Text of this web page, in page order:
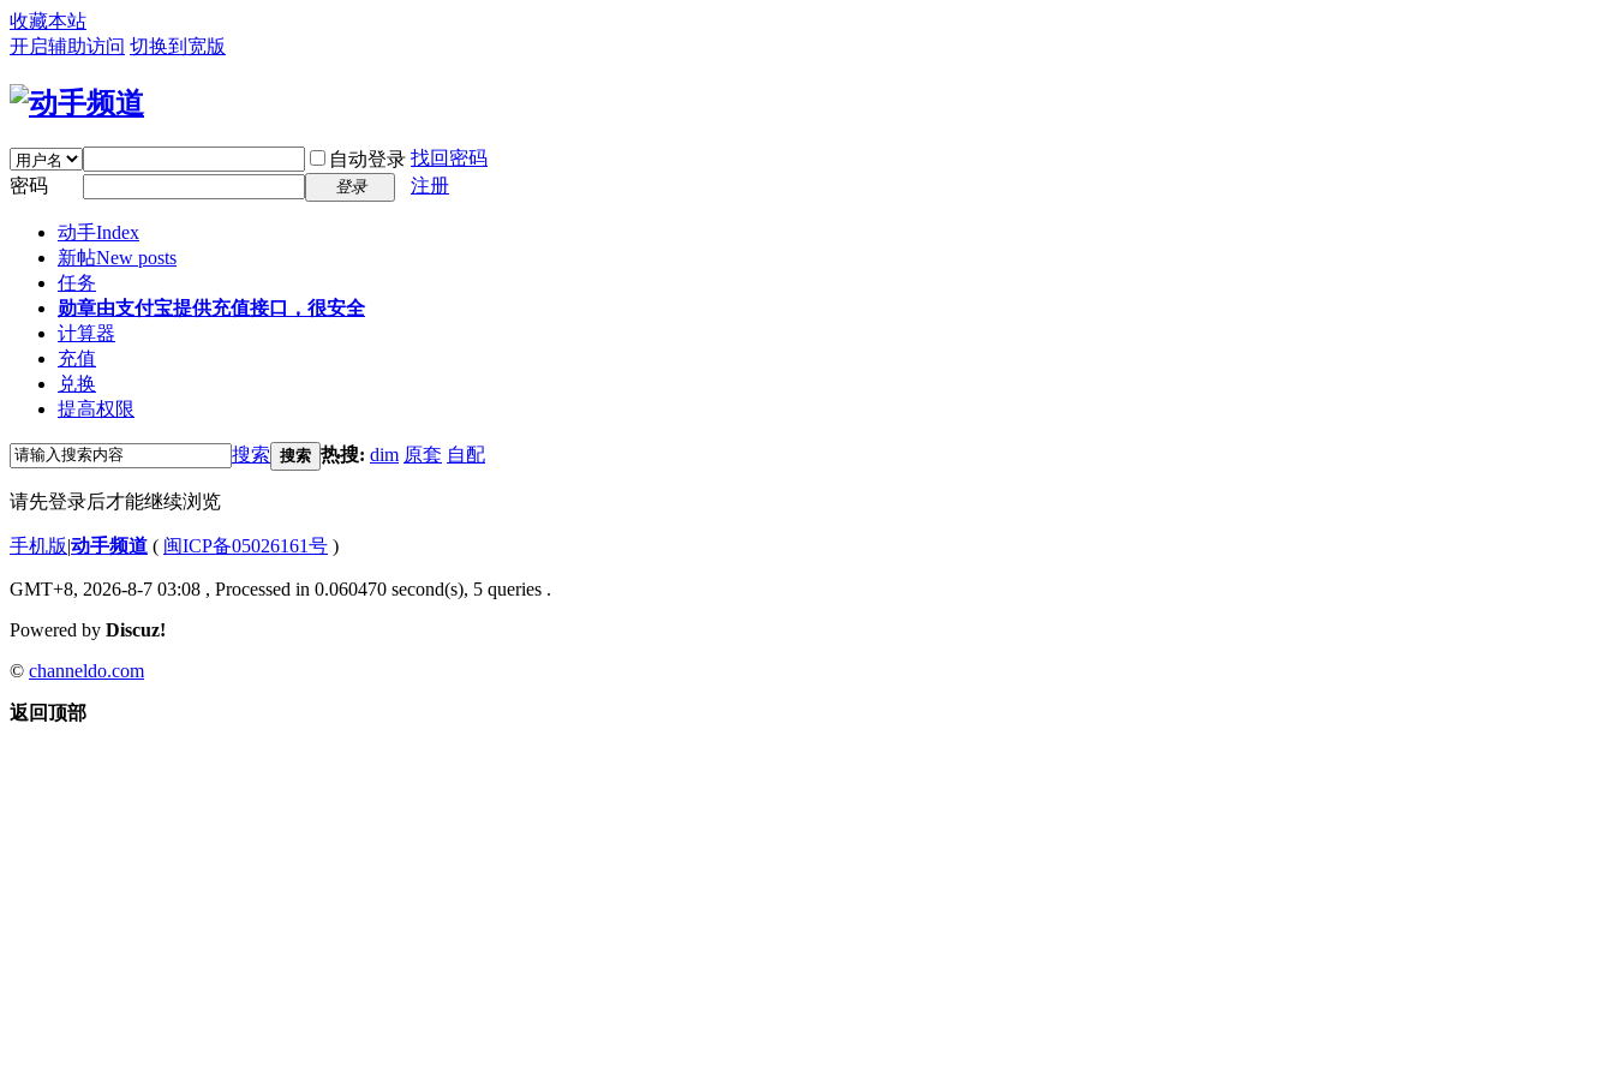
收藏本站
开启辅助访问 切换到宽版
自动登录 找回密码
密码
登录 注册
动手Index
新帖New posts
任务
勋章由支付宝提供充值接口，很安全
计算器
充值
兑换
提高权限
搜索 搜索 热搜: dim 原套 自配
请先登录后才能继续浏览
手机版|动手频道 ( 闽ICP备05026161号 )
GMT+8, 2026-8-7 03:08 , Processed in 0.060470 second(s), 5 queries .
Powered by Discuz!
© channeldo.com
返回顶部